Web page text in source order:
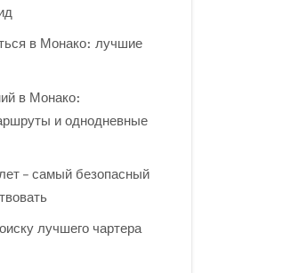
в Монако: лучшие
в Монако:
и однодневные
– самый безопасный
лучшего чартера